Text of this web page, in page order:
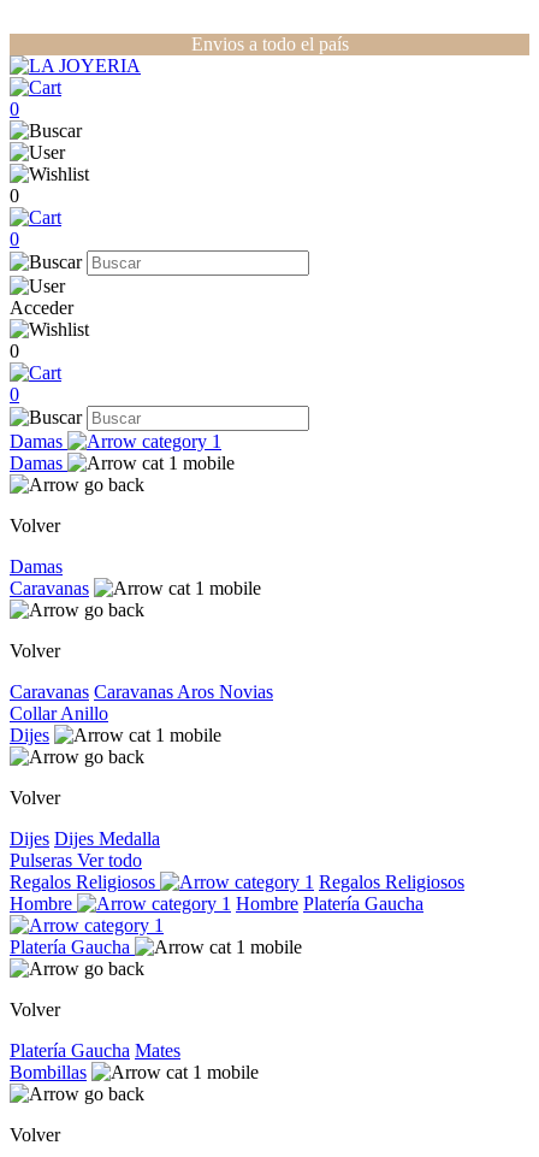
Envios a todo el país
0
0
0
Acceder
0
0
Damas
Damas
Volver
Damas
Caravanas
Volver
Caravanas Caravanas Aros Novias
CollarAnillo
Dijes
Volver
Dijes Dijes Medalla
Pulseras Ver todo
Regalos Religiosos
Regalos Religiosos
Hombre
Hombre Platería Gaucha
Platería Gaucha
Volver
Platería Gaucha Mates
Bombillas
Volver